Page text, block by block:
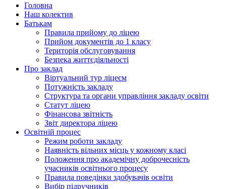
Головна
Наш колектив
Батькам
Правила прийому до ліцею
Прийом документів до 1 класу
Територія обслуговування
Безпека життєдіяльності
Про заклад
Віртуальний тур ліцеєм
Потужність закладу
Структура та органи управління закладу освіти
Статут ліцею
Фінансова звітність
Звіт директора ліцею
Освітній процес
Режим роботи закладу
Наявність вільних місць у кожному класі
Положення про академічну доброчесність
учасників освітнього процесу
Правила поведінки здобувачів освіти
Вибір підручників